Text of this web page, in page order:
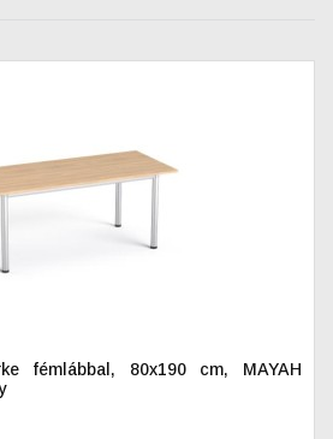
fémlábbal, 80x190 cm, MAYAH